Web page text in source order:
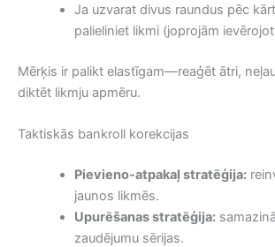
Ja uzvarat divus raundus pēc
palieliniet likmi (joprojām
Mērķis ir palikt elastīgam—reaģēt ātri,
diktēt likmju apmēru.
Taktiskās bankroll korekcijas
Pievieno‑atpakaļ stratēģija:
jaunos likmēs.
Upurēšanas stratēģija:
zaudējumu sērijas.